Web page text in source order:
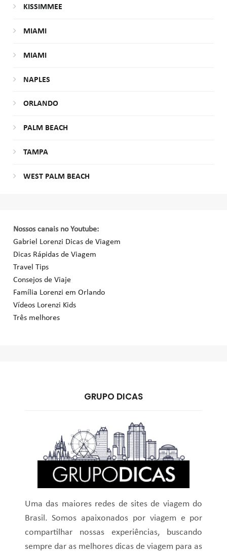
KISSIMMEE
MIAMI
MIAMI
NAPLES
ORLANDO
PALM BEACH
TAMPA
WEST PALM BEACH
Nossos canais no Youtube:
Gabriel Lorenzi Dicas de Viagem
Dicas Rápidas de Viagem
Travel Tips
Consejos de Viaje
Família Lorenzi em Orlando
Vídeos Lorenzi Kids
Três melhores
GRUPO DICAS
Uma das maiores redes de sites de viagem do
Brasil. Somos apaixonados por viagem e por
compartilhar nossas experiências, buscando
sempre dar as melhores dicas de viagem para as